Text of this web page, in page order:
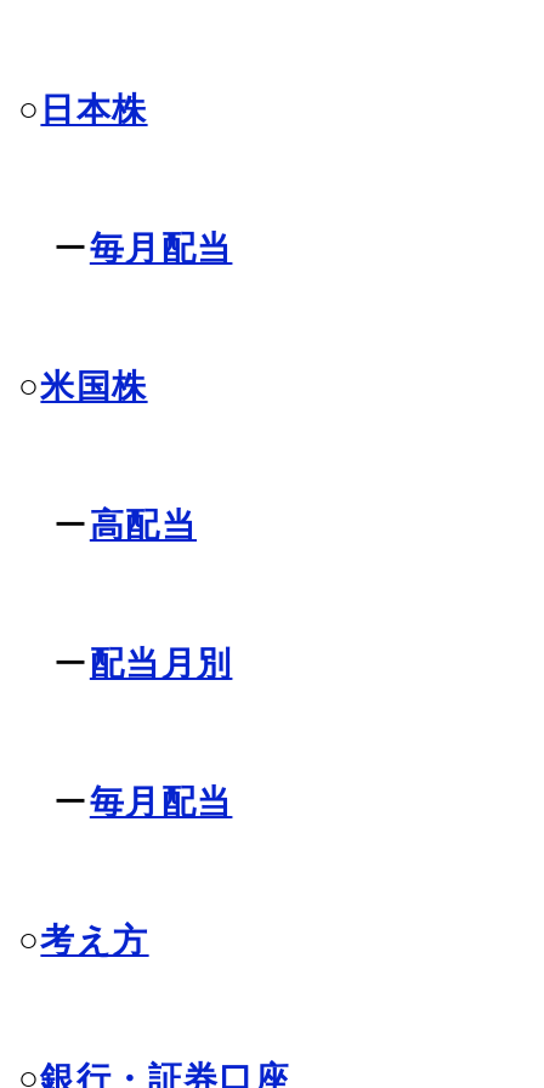
○ 日本株
ー毎月配当
○米国株
ー高配当
ー配当月別
ー毎月配当
○考え方
○銀行・証券口座